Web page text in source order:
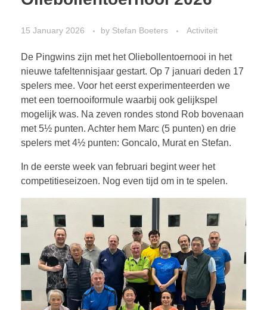
15 January 2026 by Stefan Boeters Activiteit
De Pingwins zijn met het Oliebollentoernooi in het
nieuwe tafeltennisjaar gestart. Op 7 januari deden 17
spelers mee. Voor het eerst experimenteerden we
met een toernooiformule waarbij ook gelijkspel
mogelijk was. Na zeven rondes stond Rob bovenaan
met 5½ punten. Achter hem Marc (5 punten) en drie
spelers met 4½ punten: Goncalo, Murat en Stefan.
In de eerste week van februari begint weer het
competitieseizoen. Nog even tijd om in te spelen.